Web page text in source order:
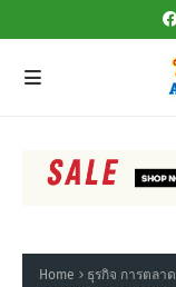
Home ธุรกิจ การตลาด